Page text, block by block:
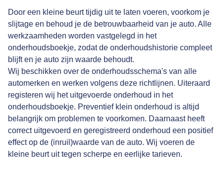
Door een kleine beurt tijdig uit te laten voeren, voorkom je
slijtage en behoud je de betrouwbaarheid van je auto. Alle
werkzaamheden worden vastgelegd in het
onderhoudsboekje, zodat de onderhoudshistorie compleet
blijft en je auto zijn waarde behoudt.
Wij beschikken over de onderhoudsschema's van alle
automerken en werken volgens deze richtlijnen. Uiteraard
registeren wij het uitgevoerde onderhoud in het
onderhoudsboekje. Preventief klein onderhoud is altijd
belangrijk om problemen te voorkomen. Daarnaast heeft
correct uitgevoerd en geregistreerd onderhoud een positief
effect op de (inruil)waarde van de auto. Wij voeren de
kleine beurt uit tegen scherpe en eerlijke tarieven.